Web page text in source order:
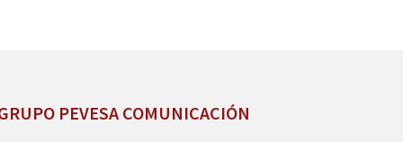
PEVESA COMUNICACIÓN